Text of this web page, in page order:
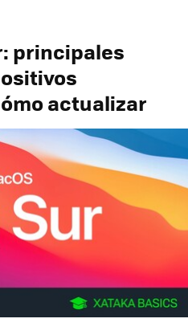
principales
actualizar